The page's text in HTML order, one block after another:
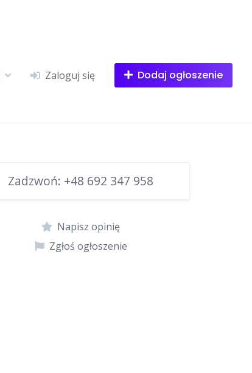
Zaloguj się Dodaj ogłoszenie
Zadzwoń: +48 692 347 958
Napisz opinię
Zgłoś ogłoszenie